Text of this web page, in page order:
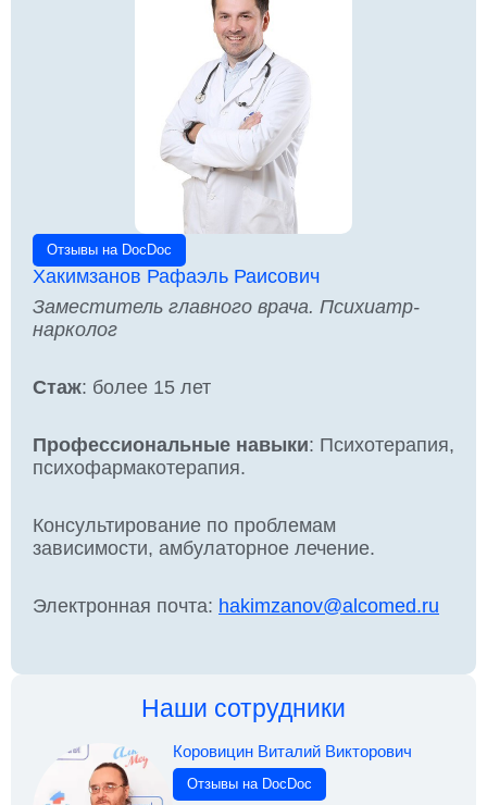
Отзывы на DocDoc
Хакимзанов Рафаэль Раисович
Заместитель главного врача. Психиатр-
нарколог
Стаж: более 15 лет
Профессиональные навыки: Психотерапия,
психофармакотерапия.
Консультирование по проблемам
зависимости, амбулаторное лечение.
Электронная почта: hakimzanov@alcomed.ru
Наши сотрудники
Коровицин Виталий Викторович
Отзывы на DocDoc